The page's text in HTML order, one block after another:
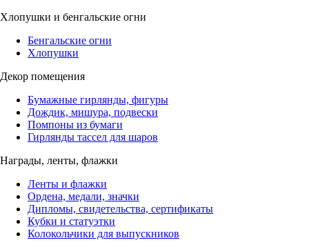
Хлопушки и бенгальские огни
Бенгальские огни
Хлопушки
Декор помещения
Бумажные гирлянды, фигуры
Дождик, мишура, подвески
Помпоны из бумаги
Гирлянды тассел для шаров
Награды, ленты, флажки
Ленты и флажки
Ордена, медали, значки
Дипломы, свидетельства, сертификаты
Кубки и статуэтки
Колокольчики для выпускников